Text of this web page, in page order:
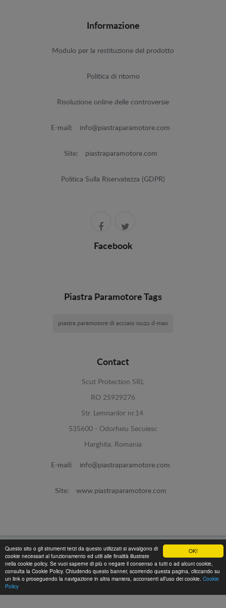
OK!
Questo sito o gli strumenti terzi da questo utilizzati si avvalgono di
cookie necessari al funzionamento ed utili alle finalità illustrate
nella cookie policy. Se vuoi saperne di più o negare il consenso a tutti o ad alcuni cookie,
consulta la Cookie Policy. Chiudendo questo banner, scorrendo questa pagina, cliccando su
un link o proseguendo la navigazione in altra maniera, acconsenti all’uso dei cookie. Cookie
Policy
Informazione
Modulo per la restituzione del prodotto
Politica di ritorno
Risoluzione online delle controversie
E-mail: info@piastraparamotore.com
Site: piastraparamotore.com
Politica Sulla Riservatezza (GDPR)
Facebook
Piastra Paramotore Tags
piastra paramotore di acciaio isuzu d-max
Contact
Scut Protection SRL
RO 25929276
Str. Lemnarilor nr.14.
535600 - Odorheiu Secuiesc
Harghita, Romania
E-mail: info@piastraparamotore.com
Site: www.piastraparamotore.com
Piastra Paramotore di acciaio -© 2026
Programed Bylokopi WEB